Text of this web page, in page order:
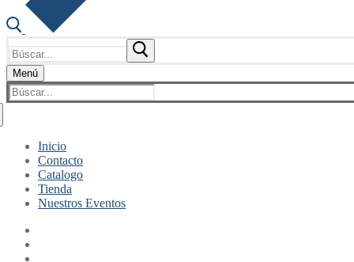
Menú
Buscar:
Inicio
Contacto
Catalogo
Tienda
Nuestros Eventos